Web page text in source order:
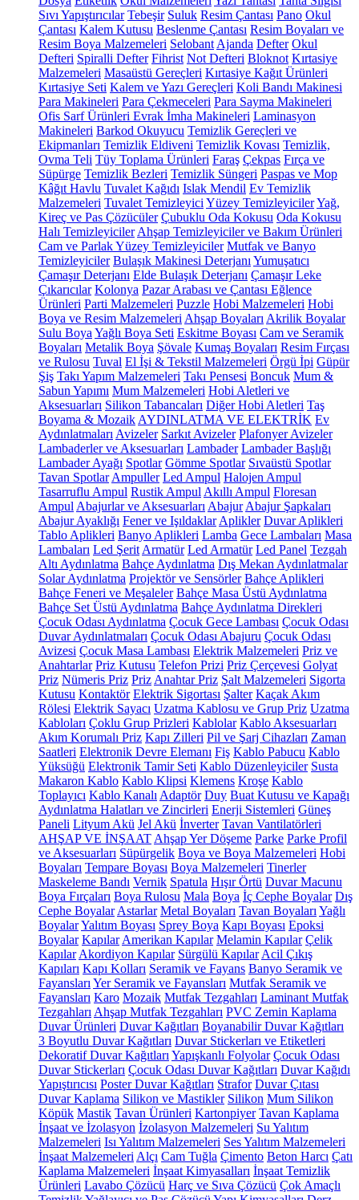
Sıvı Yapıştırıcılar Tebeşir Suluk Resim Çantası Pano Okul
Çantası Kalem Kutusu Beslenme Çantası Resim Boyaları ve
Resim Boya Malzemeleri Selobant Ajanda Defter Okul
Defteri Spiralli Defter Fihrist Not Defteri Bloknot Kırtasiye
Malzemeleri Masaüstü Gereçleri Kırtasiye Kağıt Ürünleri
Kırtasiye Seti Kalem ve Yazı Gereçleri Koli Bandı Makinesi
Para Makineleri Para Çekmeceleri Para Sayma Makineleri
Ofis Sarf Ürünleri Evrak İmha Makineleri Laminasyon
Makineleri Barkod Okuyucu Temizlik Gereçleri ve
Ekipmanları Temizlik Eldiveni Temizlik Kovası Temizlik,
Ovma Teli Tüy Toplama Ürünleri Faraş Çekpas Fırça ve
Süpürge Temizlik Bezleri Temizlik Süngeri Paspas ve Mop
Kâğıt Havlu Tuvalet Kağıdı Islak Mendil Ev Temizlik
Malzemeleri Tuvalet Temizleyici Yüzey TemizleyicilerYağ,
Kireç ve Pas Çözücüler Çubuklu Oda Kokusu Oda Kokusu
Halı Temizleyiciler Ahşap Temizleyiciler ve Bakım Ürünleri
Cam ve Parlak Yüzey Temizleyiciler Mutfak ve Banyo
Temizleyiciler Bulaşık Makinesi Deterjanı Yumuşatıcı
Çamaşır Deterjanı Elde Bulaşık Deterjanı Çamaşır Leke
Çıkarıcılar Kolonya Pazar Arabası ve Çantası Eğlence
Ürünleri Parti Malzemeleri Puzzle Hobi Malzemeleri Hobi
Boya ve Resim Malzemeleri Ahşap Boyaları Akrilik Boyalar
Sulu Boya Yağlı Boya Seti Eskitme Boyası Cam ve Seramik
Boyaları Metalik Boya Şövale Kumaş Boyaları Resim Fırçası
ve Rulosu Tuval El İşi & Tekstil Malzemeleri Örgü İpi Güpür
Şiş Takı Yapım Malzemeleri Takı Pensesi Boncuk Mum &
Sabun Yapımı Mum Malzemeleri Hobi Aletleri ve
Aksesuarları Silikon Tabancaları Diğer Hobi Aletleri Taş
Boyama & Mozaik AYDINLATMA VE ELEKTRİK Ev
Aydınlatmaları Avizeler Sarkıt Avizeler Plafonyer Avizeler
Lambaderler ve Aksesuarları Lambader Lambader Başlığı
Lambader Ayağı Spotlar Gömme Spotlar Sıvaüstü Spotlar
Tavan Spotlar Ampuller Led Ampul Halojen Ampul
Tasarruflu Ampul Rustik Ampul Akıllı Ampul Floresan
Ampul Abajurlar ve Aksesuarları Abajur Abajur Şapkaları
Abajur Ayaklığı Fener ve Işıldaklar Aplikler Duvar Aplikleri
Tablo Aplikleri Banyo Aplikleri Lamba Gece Lambaları Masa
Lambaları Led Şerit Armatür Led Armatür Led Panel Tezgah
Altı Aydınlatma Bahçe Aydınlatma Dış Mekan Aydınlatmalar
Solar Aydınlatma Projektör ve Sensörler Bahçe Aplikleri
Bahçe Feneri ve Meşaleler Bahçe Masa Üstü Aydınlatma
Bahçe Set Üstü Aydınlatma Bahçe Aydınlatma Direkleri
Çocuk Odası Aydınlatma Çocuk Gece Lambası Çocuk Odası
Duvar Aydınlatmaları Çocuk Odası Abajuru Çocuk Odası
Avizesi Çocuk Masa Lambası Elektrik Malzemeleri Priz ve
Anahtarlar Priz Kutusu Telefon Prizi Priz Çerçevesi Golyat
Priz Nümeris Priz Priz Anahtar Priz Şalt Malzemeleri Sigorta
Kutusu Kontaktör Elektrik Sigortası Şalter Kaçak Akım
Rölesi Elektrik Sayacı Uzatma Kablosu ve Grup Priz Uzatma
Kabloları Çoklu Grup Prizleri Kablolar Kablo Aksesuarları
Akım Korumalı Priz Kapı Zilleri Pil ve Şarj Cihazları Zaman
Saatleri Elektronik Devre Elemanı Fiş Kablo Pabucu Kablo
Yüksüğü Elektronik Tamir Seti Kablo Düzenleyiciler Susta
Makaron Kablo Kablo Klipsi Klemens Kroşe Kablo
Toplayıcı Kablo Kanalı Adaptör Duy Buat Kutusu ve Kapağı
Aydınlatma Halatları ve Zincirleri Enerji Sistemleri Güneş
Paneli Lityum Akü Jel Akü İnverter Tavan Vantilatörleri
AHŞAP VE İNŞAAT Ahşap Yer Döşeme Parke Parke Profil
ve Aksesuarları Süpürgelik Boya ve Boya Malzemeleri Hobi
Boyaları Tempare Boyası Boya Malzemeleri Tinerler
Maskeleme Bandı Vernik Spatula Hışır Örtü Duvar Macunu
Boya Fırçaları Boya Rulosu Mala Boya İç Cephe Boyalar Dış
Cephe Boyalar Astarlar Metal Boyaları Tavan Boyaları Yağlı
BoyalarYalıtım Boyası Sprey Boya Kapı Boyası Epoksi
Boyalar Kapılar Amerikan Kapılar Melamin Kapılar Çelik
Kapılar Akordiyon Kapılar Sürgülü Kapılar Acil Çıkış
Kapıları Kapı Kolları Seramik ve Fayans Banyo Seramik ve
Fayansları Yer Seramik ve Fayansları Mutfak Seramik ve
Fayansları Karo Mozaik Mutfak Tezgahları Laminant Mutfak
Tezgahları Ahşap Mutfak Tezgahları PVC Zemin Kaplama
Duvar Ürünleri Duvar Kağıtları Boyanabilir Duvar Kağıtları
3 Boyutlu Duvar Kağıtları Duvar Stickerları ve Etiketleri
Dekoratif Duvar Kağıtları Yapışkanlı Folyolar Çocuk Odası
Duvar Stickerları Çocuk Odası Duvar Kağıtları Duvar Kağıdı
Yapıştırıcısı Poster Duvar Kağıtları Strafor Duvar Çıtası
Duvar Kaplama Silikon ve Mastikler Silikon Mum Silikon
Köpük Mastik Tavan Ürünleri Kartonpiyer Tavan Kaplama
İnşaat ve İzolasyon İzolasyon Malzemeleri Su Yalıtım
Malzemeleri Isı Yalıtım Malzemeleri Ses Yalıtım Malzemeleri
İnşaat Malzemeleri Alçı Cam Tuğla Çimento Beton Harcı Çatı
Kaplama Malzemeleri İnşaat Kimyasalları İnşaat Temizlik
Ürünleri Lavabo Çözücü Harç ve Sıva Çözücü Çok Amaçlı